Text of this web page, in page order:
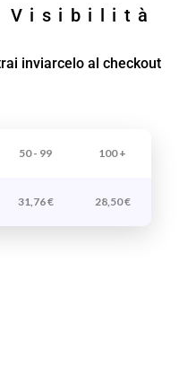
Visibilità
inviarcelo al checkout
50 - 99 100 +
31,76€ 28,50€